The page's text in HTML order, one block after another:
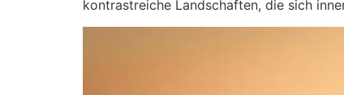
kontrastreiche Landschaften, die sich